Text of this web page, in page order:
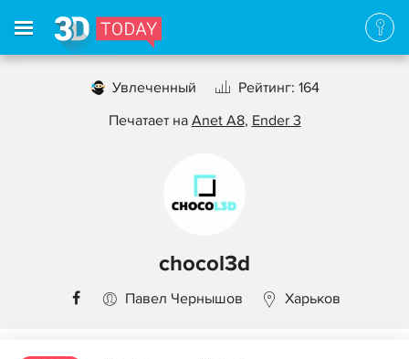
Увлеченный
Рейтинг: 164
Печатает на Anet A8, Ender 3
chocol3d
Павел Чернышов Харьков